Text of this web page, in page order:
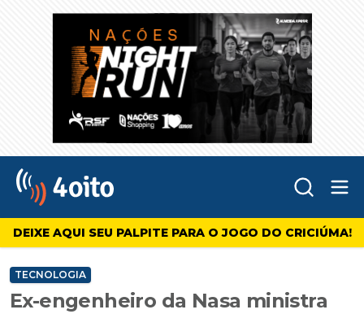
4oito
DEIXE AQUI SEU PALPITE PARA O JOGO DO CRICIÚMA!
TECNOLOGIA
Ex-engenheiro da Nasa ministra